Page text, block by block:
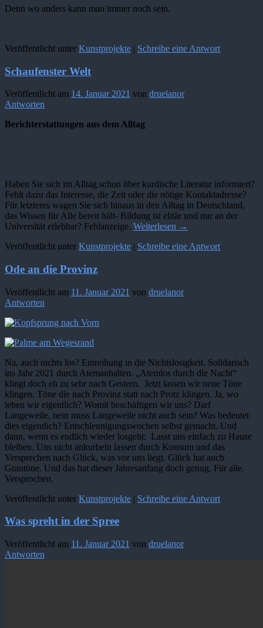
Denn wo anders kann man immer noch sein.
Veröffentlicht unter Kunstprojekte | Schreibe eine Antwort
Schaufenster Welt
Veröffentlicht am 14. Januar 2021 von druelanor
Antworten
Berichterstattungen aus dem Alltag
Haben Sie sich im Alltag schon über kurdische Literatur informiert?
Fehlt dazu das Interesse, die Zeit oder die nötige Kontaktadresse?
Für letzteres wagen Sie sich hinaus in den Alltag in Deutschland,
das Wissen für Alle bereit hält- Bildung ist elitär und nur an der
Universität erlebbar? Fehlanzeige. Weiterlesen →
Veröffentlicht unter Kunstprojekte | Schreibe eine Antwort
Ode an die Provinz
Veröffentlicht am 11. Januar 2021 von druelanor
Antworten
Na, auch nichts los? Einreihung in die Nichtslosigkeit. Solidarisch
ins Jahr 2021 durch Atemanhalten. „Atemlos durch die Nacht“
klingt doch eh zu sehr nach Gestern. Jetzt lassen wir neue Töne
klingen. Töne die nach Provinz statt nach Protz klingen. Ja, wo
leben wir eigentlich? Womit beschäftigen wir uns? Darf
Langeweile, nein muss Langeweile nicht auch sein? Was bedeutet
dies eigentlich? Entschleunigungswochen selbst gemacht. Und
dann, wenn es endlich wieder losgeht: Lasst uns einfach zu Hause
bleiben. Uns nicht ankurbeln lassen durch Konsum und das
Versprechen nach Glück, was vor uns liegt. Glück hat auch
Grautöne. Und das hat dieser Jahresanfang doch genug. Für alle.
Versprochen.
Veröffentlicht unter Kunstprojekte | Schreibe eine Antwort
Was spreht in der Spree
Veröffentlicht am 11. Januar 2021 von druelanor
Antworten